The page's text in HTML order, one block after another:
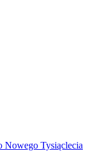
Nowego Tysiąclecia